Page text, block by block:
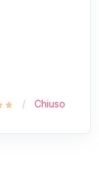
Chiuso